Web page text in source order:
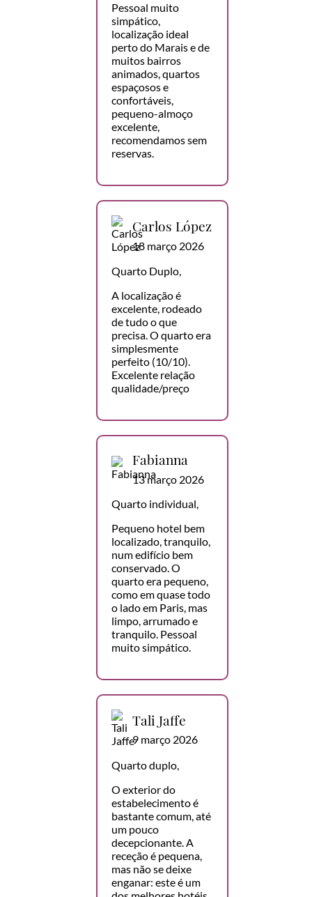
Pessoal muito
simpático,
localização ideal
perto do Marais e de
muitos bairros
animados, quartos
espaçosos e
confortáveis,
pequeno-almoço
excelente,
recomendamos sem
reservas.
Carlos López
18 março 2026
Quarto Duplo,
A localização é
excelente, rodeado
de tudo o que
precisa. O quarto era
simplesmente
perfeito (10/10).
Excelente relação
qualidade/preço
Fabianna
13 março 2026
Quarto individual,
Pequeno hotel bem
localizado, tranquilo,
num edifício bem
conservado. O
quarto era pequeno,
como em quase todo
o lado em Paris, mas
limpo, arrumado e
tranquilo. Pessoal
muito simpático.
Tali Jaffe
9 março 2026
Quarto duplo,
O exterior do
estabelecimento é
bastante comum, até
um pouco
decepcionante. A
receção é pequena,
mas não se deixe
enganar: este é um